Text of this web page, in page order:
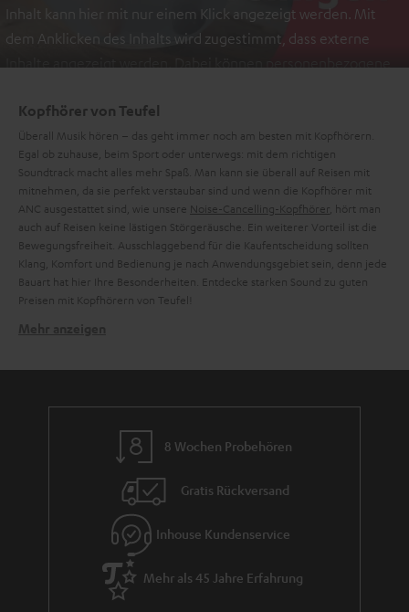
Inhalt kann hier mit nur einem Klick angezeigt werden. Mit
dem Anklicken des Inhalts wird zugestimmt, dass externe
Inhalte angezeigt werden. Dabei können personenbezogene
Informationen sind in der Datenschutzerklärung unter I zu
finden.
Kopfhörer von Teufel
Überall Musik hören – das geht immer noch am besten mit Kopfhörern.
Egal ob zuhause, beim Sport oder unterwegs: mit dem richtigen
Soundtrack macht alles mehr Spaß. Man kann sie überall auf Reisen mit
mitnehmen, da sie perfekt verstaubar sind und wenn die Kopfhörer mit
ANC ausgestattet sind, wie unsere Noise-Cancelling-Kopfhörer , hört man
auch auf Reisen keine lästigen Störgeräusche. Ein weiterer Vorteil ist die
Bewegungsfreiheit. Ausschlaggebend für die Kaufentscheidung sollten
Klang, Komfort und Bedienung je nach Anwendungsgebiet sein, denn jede
Bauart hat hier Ihre Besonderheiten. Entdecke starken Sound zu guten
Preisen mit Kopfhörern von Teufel!
solltest du das ANC. Insbesondere auf langen Reisen kann es der
entscheidende Vorteil sein. Zudem lassen sie Teufel Kopfhörer immer an
Tragekomfort. Hier die Kaufkriterien im Überblick:
Tragekomfort
Noise Cancelling
On-Ear-Kopfhörer
8 Wochen Probehören
Gratis Rückversand
Inhouse Kundenservice
Mehr als 45 Jahre Erfahrung